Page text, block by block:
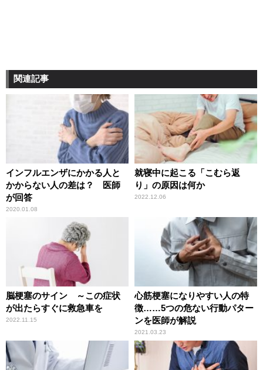
関連記事
インフルエンザにかかる人と
かからない人の差は？ 医師
が回答
2020.01.08
就寝中に起こる「こむら返
り」の原因は何か
2022.12.06
脳梗塞のサイン ～この症状
が出たらすぐに救急車を
2022.11.15
心筋梗塞になりやすい人の特
徴……5つの危ない行動パター
ンを医師が解説
2021.03.23